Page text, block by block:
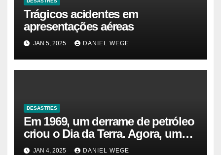
Trágicos acidentes em
apresentações aéreas
JAN 5, 2025 DANIEL WEGE
DESASTRES
Em 1969, um derrame de petróleo
criou o Dia da Terra. Agora, um
gasoduto pode reabrir |
JAN 4, 2025 DANIEL WEGE